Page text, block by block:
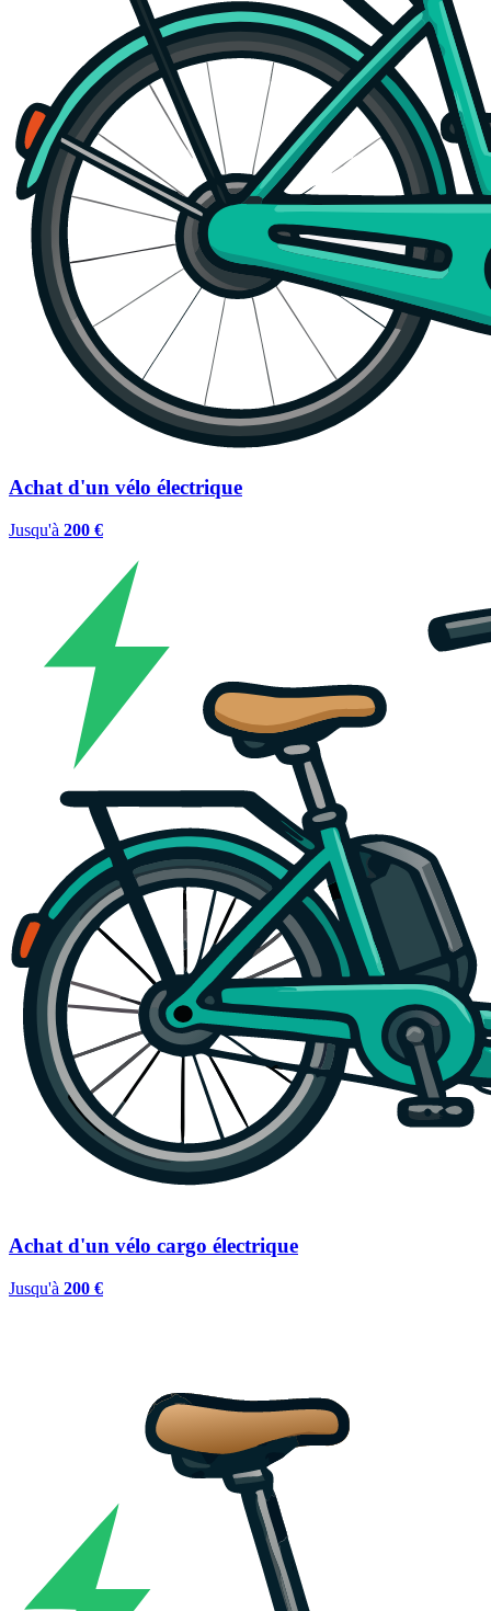
Achat d'un vélo électrique
Jusqu'à 200 €
Achat d'un vélo cargo électrique
Jusqu'à 200 €